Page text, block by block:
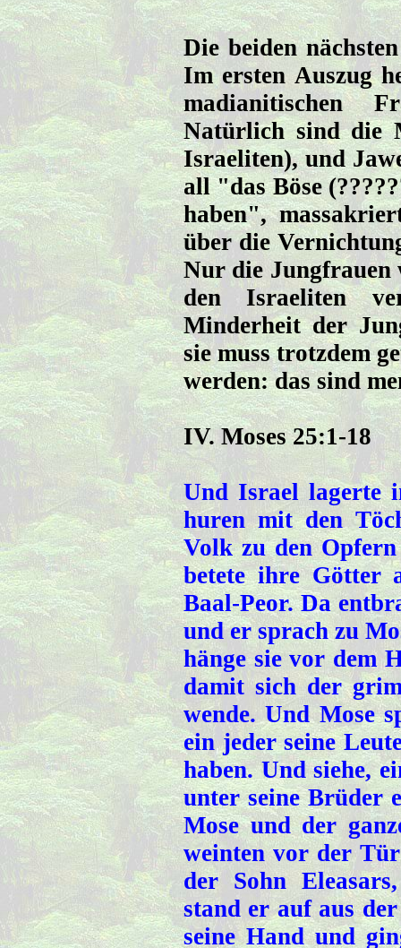
Die beiden
Im ersten Auszug
madianitischen
Natürlich sind die
Israeliten), und
all "das Böse
haben",
über die
Nur die Jungfrauen
den Israeliten
Minderheit der
sie muss trotzdem
werden: das sind
IV. Moses 25:1-18
Und Israel lagerte
huren mit den
Volk zu den
betete ihre Götter
Baal-Peor. Da
und er sprach zu
hänge sie vor dem
damit sich der
wende. Und Mose
ein jeder seine
haben. Und siehe,
unter seine Brüder
Mose und der
weinten vor der
der Sohn
stand er auf aus
seine Hand und